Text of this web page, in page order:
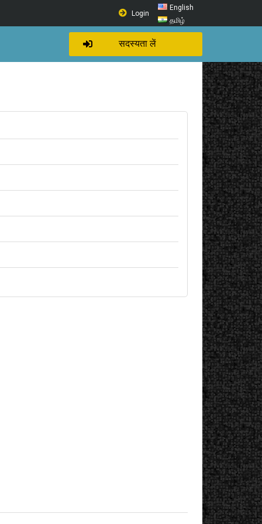
Login
English
தமிழ்
सदस्यता लें